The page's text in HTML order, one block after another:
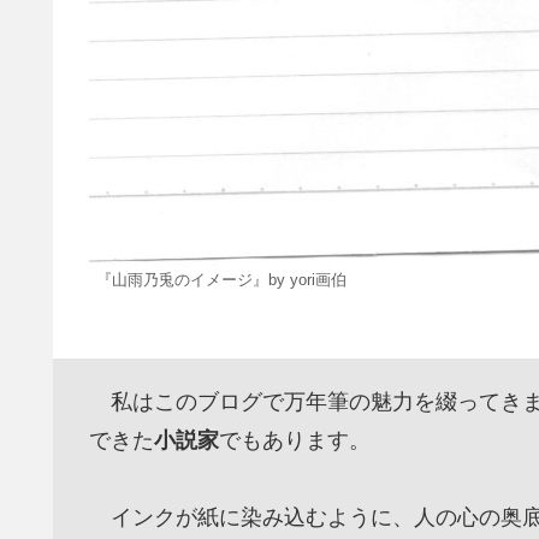
『山雨乃兎のイメージ』by yori画伯
私はこのブログで万年筆の魅力を綴ってき
できた小説家でもあります。
インクが紙に染み込むように、人の心の